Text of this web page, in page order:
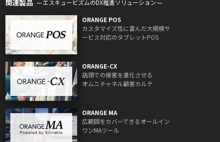
関連製品 エスキュービズムのDX推進ソリューション
ORANGE POS
カスタマイズ性に富んだ大規模サ
ービス対応のタブレットPOS
ORANGE-CX
店頭での接客を進化させる
オムニチャネル顧客カルテ
ORANGE MA
広範囲をカバーできるオールイン
ワンMAツール